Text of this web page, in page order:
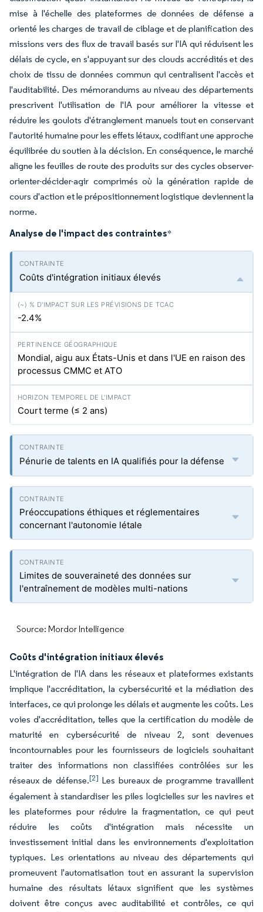
mise à l'échelle des plateformes de données de défense a
orienté les charges de travail de ciblage et de planification des
missions vers des flux de travail basés sur l'IA qui réduisent les
délais de cycle, en s'appuyant sur des clouds accrédités et des
choix de tissu de données commun qui centralisent l'accès et
l'auditabilité. Des mémorandums au niveau des départements
prescrivent l'utilisation de l'IA pour améliorer la vitesse et
réduire les goulots d'étranglement manuels tout en conservant
l'autorité humaine pour les effets létaux, codifiant une approche
équilibrée du soutien à la décision. En conséquence, le marché
aligne les feuilles de route des produits sur des cycles observer-
orienter-décider-agir comprimés où la génération rapide de
cours d'action et le prépositionnement logistique deviennent la
norme.
Analyse de l'impact des contraintes*
Coûts d'intégration initiaux élevés
-2.4%
Mondial, aigu aux États-Unis et dans l'UE en raison des
processus CMMC et ATO
Court terme (≤ 2 ans)
Pénurie de talents en IA qualifiés pour la défense
Préoccupations éthiques et réglementaires
concernant l'autonomie létale
Limites de souveraineté des données sur
l'entraînement de modèles multi-nations
Source: Mordor Intelligence
Coûts d'intégration initiaux élevés
L'intégration de l'IA dans les réseaux et plateformes existants
implique l'accréditation, la cybersécurité et la médiation des
interfaces, ce qui prolonge les délais et augmente les coûts. Les
voies d'accréditation, telles que la certification du modèle de
maturité en cybersécurité de niveau 2, sont devenues
incontournables pour les fournisseurs de logiciels souhaitant
traiter des informations non classifiées contrôlées sur les
réseaux de défense.[2] Les bureaux de programme travaillent
également à standardiser les piles logicielles sur les navires et
les plateformes pour réduire la fragmentation, ce qui peut
réduire les coûts d'intégration mais nécessite un
investissement initial dans les environnements d'exploitation
typiques. Les orientations au niveau des départements qui
promeuvent l'automatisation tout en assurant la supervision
humaine des résultats létaux signifient que les systèmes
doivent être conçus avec auditabilité et contrôles, ce qui